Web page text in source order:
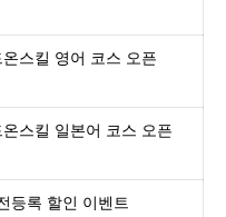
스킬 영어 코스 오픈
스킬 일본어 코스 오픈
등록 할인 이벤트